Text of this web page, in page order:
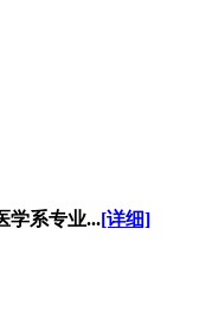
学系专业...[详细]